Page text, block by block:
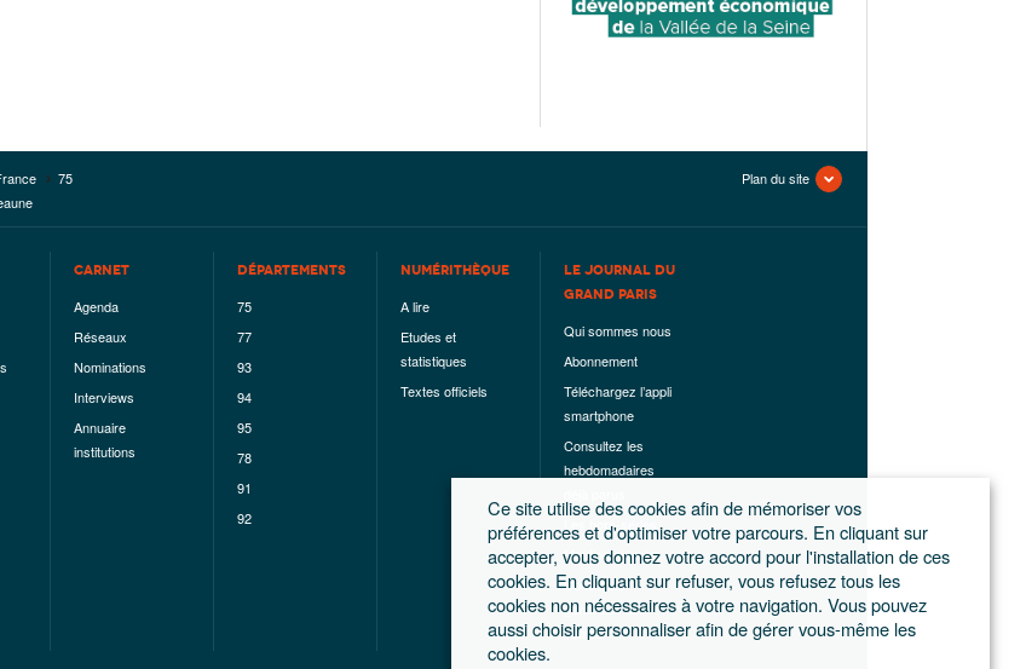
75
Plan du site
CARNET
Agenda
Réseaux
Nominations
Interviews
Annuaire
institutions
DÉPARTEMENTS
75
77
93
94
95
78
91
92
NUMÉRITHÈQUE
A lire
Etudes et
statistiques
Textes officiels
LE JOURNAL DU
GRAND PARIS
Qui sommes nous
Abonnement
Téléchargez l’appli
smartphone
Consultez les
hebdomadaires
Les hors-séries
Mentions légales
Conditions
générales de
ventes
Ce site utilise des cookies afin de mémoriser vos
préférences et d'optimiser votre parcours. En cliquant sur
accepter, vous donnez votre accord pour l'installation de ces
cookies. En cliquant sur refuser, vous refusez tous les
cookies non nécessaires à votre navigation. Vous pouvez
aussi choisir personnaliser afin de gérer vous-même les
cookies.